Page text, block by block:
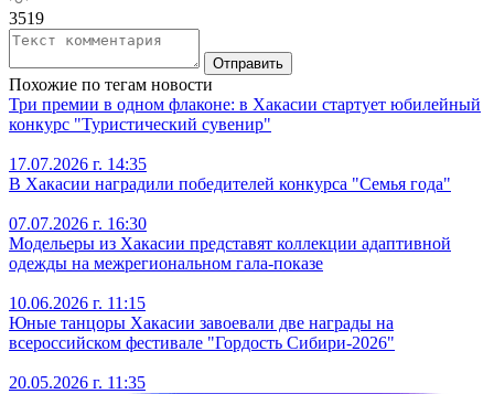
3519
Отправить
Похожие по тегам новости
Три премии в одном флаконе: в Хакасии стартует юбилейный
конкурс "Туристический сувенир"
17.07.2026 г. 14:35
В Хакасии наградили победителей конкурса "Семья года"
07.07.2026 г. 16:30
Модельеры из Хакасии представят коллекции адаптивной
одежды на межрегиональном гала-показе
10.06.2026 г. 11:15
Юные танцоры Хакасии завоевали две награды на
всероссийском фестивале "Гордость Сибири-2026"
20.05.2026 г. 11:35